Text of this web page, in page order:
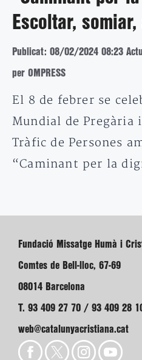
Escoltar,
Publicat: 08/02/2024 08:23
per OMPRESS
El 8 de febrer se
Mundial de Pregària
Tràfic de Persones
“Caminant per la
Fundació Missatge Humà i
Comtes de Bell-lloc, 67-69
08014 Barcelona
T. 93 409 27 70 / 93 409 28
web@catalunyacristiana.cat